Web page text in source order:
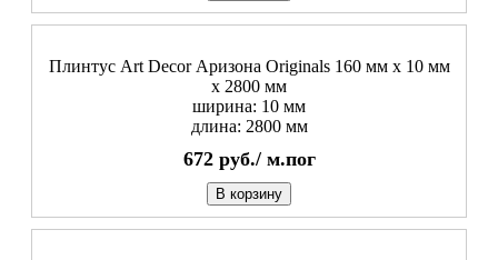
Плинтус Art Decor Аризона Originals 160 мм х 10 мм
х 2800 мм
ширина: 10 мм
длина: 2800 мм
672 руб./ м.пог
В корзину